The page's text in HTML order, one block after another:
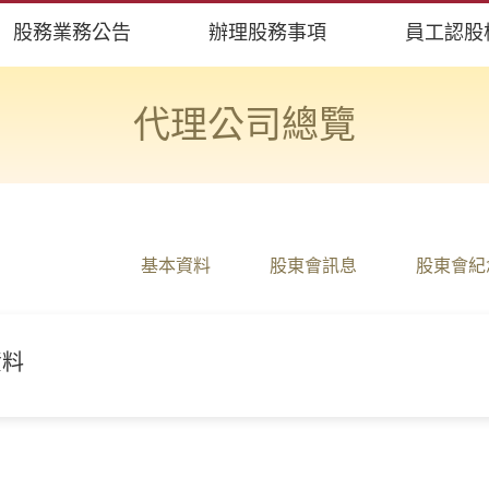
股務業務公告 辦理股務事項 員工認股
代理公司總覽
基本資料 股東會訊息 股東會